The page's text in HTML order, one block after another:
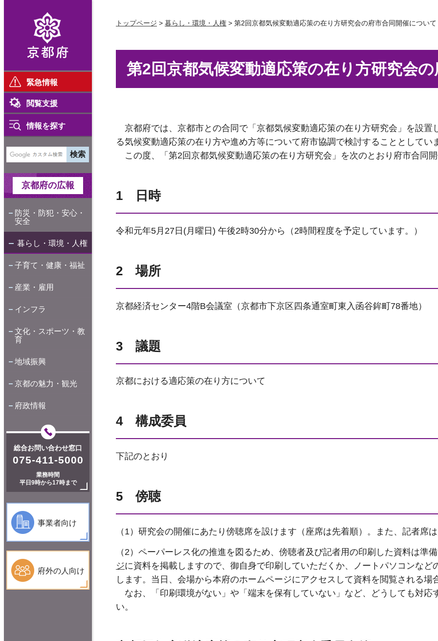
緊急情報
閲覧支援
情報を探す
京都府の広報
防災・防犯・安心・
安全
暮らし・環境・人権
子育て・健康・福祉
産業・雇用
インフラ
文化・スポーツ・教
育
地域振興
京都の魅力・観光
府政情報
総合お問い合わせ窓口
075-411-5000
業務時間
平日9時から17時まで
事業者向け
府外の人向け
トップページ > 暮らし・環境・人権 > 第2回京都気候変動適応策の在り方研究会の府市合同開催について
第2回京都気候変動適応策の在り方研究会
京都府では、京都市との合同で「京都気候変動適応策の在り方研究会」を設置
る気候変動適応策の在り方や進め方等について府市協調で検討することとしてい
この度、「第2回京都気候変動適応策の在り方研究会」を次のとおり府市合同
1 日時
令和元年5月27日(月曜日) 午後2時30分から（2時間程度を予定しています。）
2 場所
京都経済センター4階B会議室（京都市下京区四条通室町東入函谷鉾町78番地）
3 議題
京都における適応策の在り方について
4 構成委員
下記のとおり
5 傍聴
（1）研究会の開催にあたり傍聴席を設けます（座席は先着順）。また、記者席
（2）ペーパーレス化の推進を図るため、傍聴者及び記者用の印刷した資料は準
ジに資料を掲載しますので、御自身で印刷していただくか、ノートパソコンな
します。当日、会場から本府のホームページにアクセスして資料を閲覧される
なお、「印刷環境がない」や「端末を保有していない」など、どうしても対応
い。